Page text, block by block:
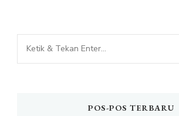
Mencari
Sesuatu?
POS-POS TERBARU